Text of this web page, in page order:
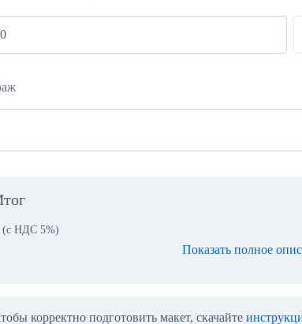
(с НДС 5%)
Показать полное
корректно подготовить макет, скачайте